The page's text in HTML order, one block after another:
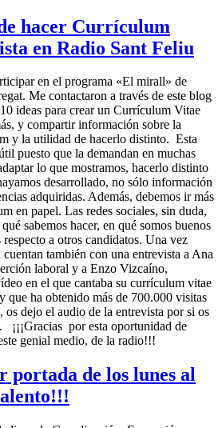
hacer Currículum
en Radio Sant Feliu
en el programa «El mirall» de
Me contactaron a través de este blog
ideas para crear un Currículum Vitae
y compartir información sobre la
y la utilidad de hacerlo distinto. Esta
puesto que la demandan en muchas
lo que mostramos, hacerlo distinto
desarrollado, no sólo información
adquiridas. Además, debemos ir más
en papel. Las redes sociales, sin duda,
sabemos hacer, en qué somos buenos
a otros candidatos. Una vez
también con una entrevista a Ana
laboral y a Enzo Vizcaíno,
en el que cantaba su currículum vitae
que ha obtenido más de 700.000 visitas
os dejo el audio de la entrevista por si os
¡¡¡Gracias por esta oportunidad de
genial medio, de la radio!!!
portada de los lunes al